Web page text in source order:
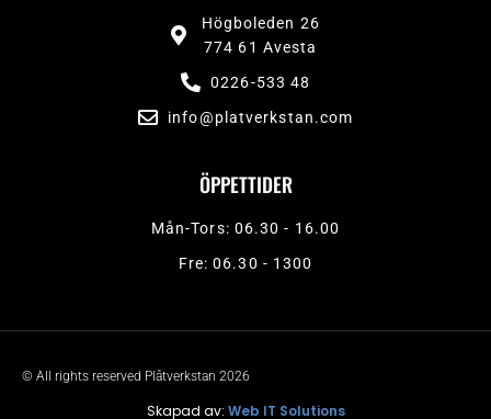
Högboleden 26
774 61 Avesta
0226-533 48
info@platverkstan.com
ÖPPETTIDER
Mån-Tors: 06.30 - 16.00
Fre: 06.30 - 1300
© All rights reserved Plåtverkstan 2026
Skapad av: Web IT Solutions